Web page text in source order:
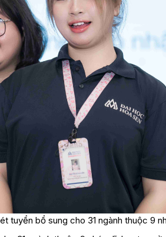
tuyển bổ sung cho 31 ngành thuộc 9